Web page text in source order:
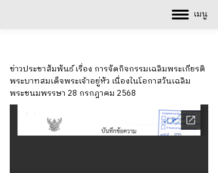
เมนู
ข่าวประชาสัมพันธ์ เรื่อง การจัดกิจกรรมเฉลิมพระเกียรติ
พระบาทสมเด็จพระเจ้าอยู่หัว เนื่องในโอกาสวันเฉลิม
พระชนมพรรษา 28 กรกฎาคม 2568